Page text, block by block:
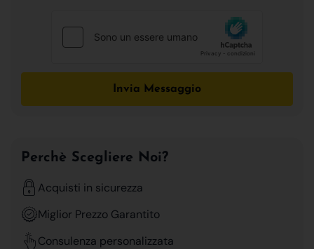
Invia Messaggio
Perchè Scegliere Noi?
Acquisti in sicurezza
Miglior Prezzo Garantito
Consulenza personalizzata